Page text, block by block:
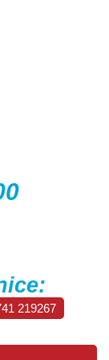
219267